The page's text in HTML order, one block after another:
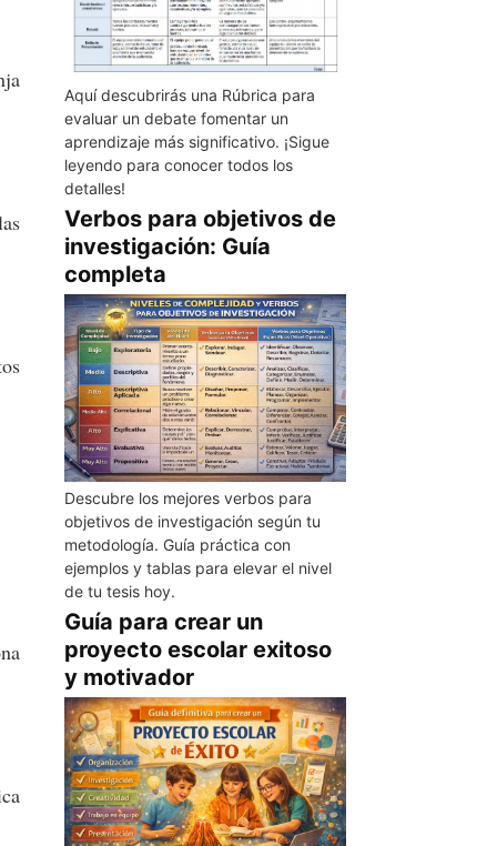
Aquí descubrirás una Rúbrica para
evaluar un debate fomentar un
aprendizaje más significativo. ¡Sigue
leyendo para conocer todos los
detalles!
Verbos para objetivos de
investigación: Guía
completa
Descubre los mejores verbos para
objetivos de investigación según tu
metodología. Guía práctica con
ejemplos y tablas para elevar el nivel
de tu tesis hoy.
Guía para crear un
proyecto escolar exitoso
y motivador